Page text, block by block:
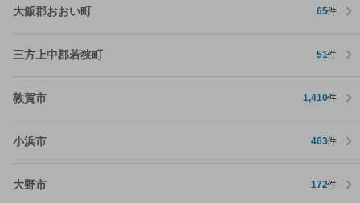
大飯郡おおい町 65件
三方上中郡若狭町 51件
敦賀市 1,410件
小浜市 463件
大野市 172件